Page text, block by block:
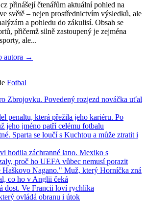
přinášejí čtenářům aktuální pohled na
světě – nejen prostřednictvím výsledků, ale
a pohledu do zákulisí. Obsah se
přičemž silně zastoupený je zejména
ale...
autora →
Fotbal
Zbrojovku. Povedený rozjezd nováčka uťal
penaltu, která přežila jeho kariéru. Po
jeho jméno patří celému fotbalu
Sparta se loučí s Kuchtou a může ztratit i
hodila záchranné lano. Mexiko s
proč ho UEFA vůbec nemusí porazit
Haškovo Nagano." Muž, který Horníčka zná
co ho v Anglii čeká
dost. Ve Francii loví rychlíka
ovládá obranu i útok